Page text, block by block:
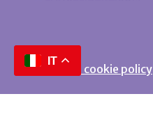
Privacy e cookie policy
IT